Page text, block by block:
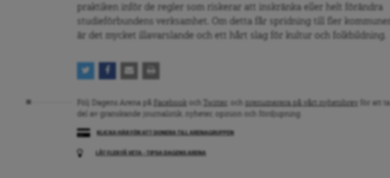
praktiken inför de regler som riskerar att inskränka eller helt förändra
studieförbundens verksamhet. Om detta får spridning till fler kommuner
är det mycket illavarslande och ett hårt slag för kultur och folkbildning.
Följ Dagens Arena på Facebook Twitter prenumerera på vårt nyhetsbrev
för att ta
del av granskande journalistik, nyheter, opinion och fördjupning.
LÅT FLER FÅ VETA – TIPSA DAGENS ARENA